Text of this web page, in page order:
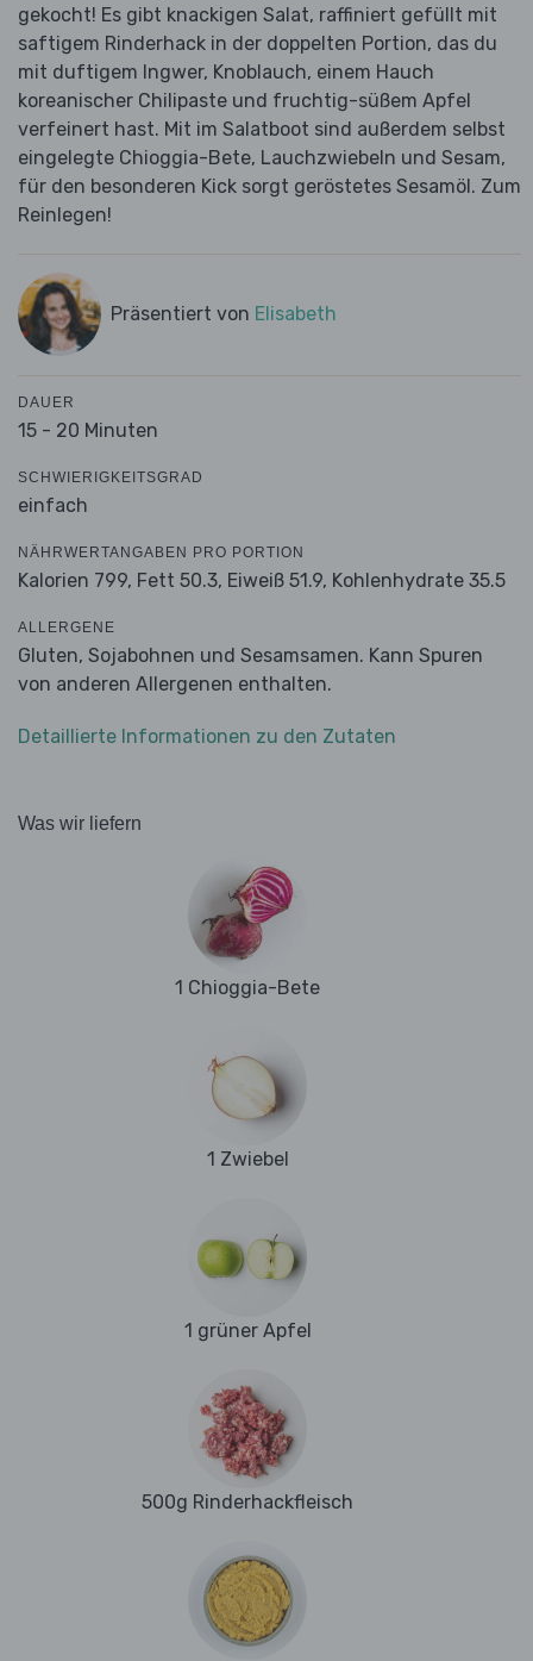
gekocht! Es gibt knackigen Salat, raffiniert gefüllt mit
saftigem Rinderhack in der doppelten Portion, das du
mit duftigem Ingwer, Knoblauch, einem Hauch
koreanischer Chilipaste und fruchtig-süßem Apfel
verfeinert hast. Mit im Salatboot sind außerdem selbst
eingelegte Chioggia-Bete, Lauchzwiebeln und Sesam,
für den besonderen Kick sorgt geröstetes Sesamöl. Zum
Reinlegen!
Präsentiert von Elisabeth
DAUER
15 - 20 Minuten
SCHWIERIGKEITSGRAD
einfach
NÄHRWERTANGABEN PRO PORTION
Kalorien 799, Fett 50.3, Eiweiß 51.9, Kohlenhydrate 35.5
ALLERGENE
Gluten, Sojabohnen und Sesamsamen. Kann Spuren
von anderen Allergenen enthalten.
Detaillierte Informationen zu den Zutaten
Was wir liefern
1 Chioggia-Bete
1 Zwiebel
1 grüner Apfel
500g Rinderhackfleisch